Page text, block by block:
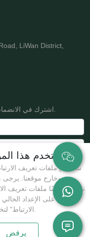
يستخدم هذا
نستخدم ملفات تعريف
وخارج موقعنا. يرجى مراجعة سياسة الخصوصية الخاصة بنا.
نستخدم أيضًا ملفات تعريف
توافق على الإعداد
يرفض
LiWan District,